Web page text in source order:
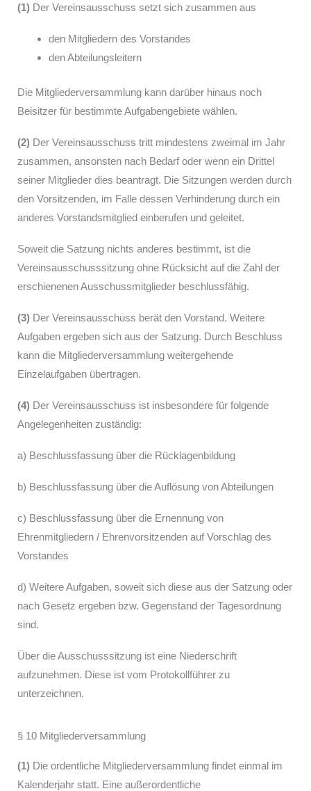
(1) Der Vereinsausschuss setzt sich zusammen aus
den Mitgliedern des Vorstandes
den Abteilungsleitern
Die Mitgliederversammlung kann darüber hinaus noch
Beisitzer für bestimmte Aufgabengebiete wählen.
(2) Der Vereinsausschuss tritt mindestens zweimal im Jahr
zusammen, ansonsten nach Bedarf oder wenn ein Drittel
seiner Mitglieder dies beantragt. Die Sitzungen werden durch
den Vorsitzenden, im Falle dessen Verhinderung durch ein
anderes Vorstandsmitglied einberufen und geleitet.
Soweit die Satzung nichts anderes bestimmt, ist die
Vereinsausschusssitzung ohne Rücksicht auf die Zahl der
erschienenen Ausschussmitglieder beschlussfähig.
(3) Der Vereinsausschuss berät den Vorstand. Weitere
Aufgaben ergeben sich aus der Satzung. Durch Beschluss
kann die Mitgliederversammlung weitergehende
Einzelaufgaben übertragen.
(4) Der Vereinsausschuss ist insbesondere für folgende
Angelegenheiten zuständig:
a) Beschlussfassung über die Rücklagenbildung
b) Beschlussfassung über die Auflösung von Abteilungen
c) Beschlussfassung über die Ernennung von
Ehrenmitgliedern / Ehrenvorsitzenden auf Vorschlag des
Vorstandes
d) Weitere Aufgaben, soweit sich diese aus der Satzung oder
nach Gesetz ergeben bzw. Gegenstand der Tagesordnung
sind.
Über die Ausschusssitzung ist eine Niederschrift
aufzunehmen. Diese ist vom Protokollführer zu
unterzeichnen.
§ 10 Mitgliederversammlung
(1) Die ordentliche Mitgliederversammlung findet einmal im
Kalenderjahr statt. Eine außerordentliche